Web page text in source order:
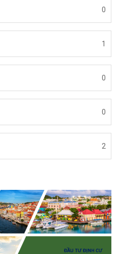
0
1
0
0
2